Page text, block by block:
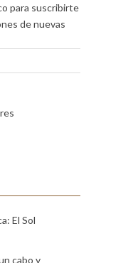
para suscribirte
de nuevas
El Sol
cabo y